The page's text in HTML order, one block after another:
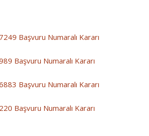
Başvuru Numaralı Kararı
Başvuru Numaralı Kararı
Başvuru Numaralı Kararı
Başvuru Numaralı Kararı